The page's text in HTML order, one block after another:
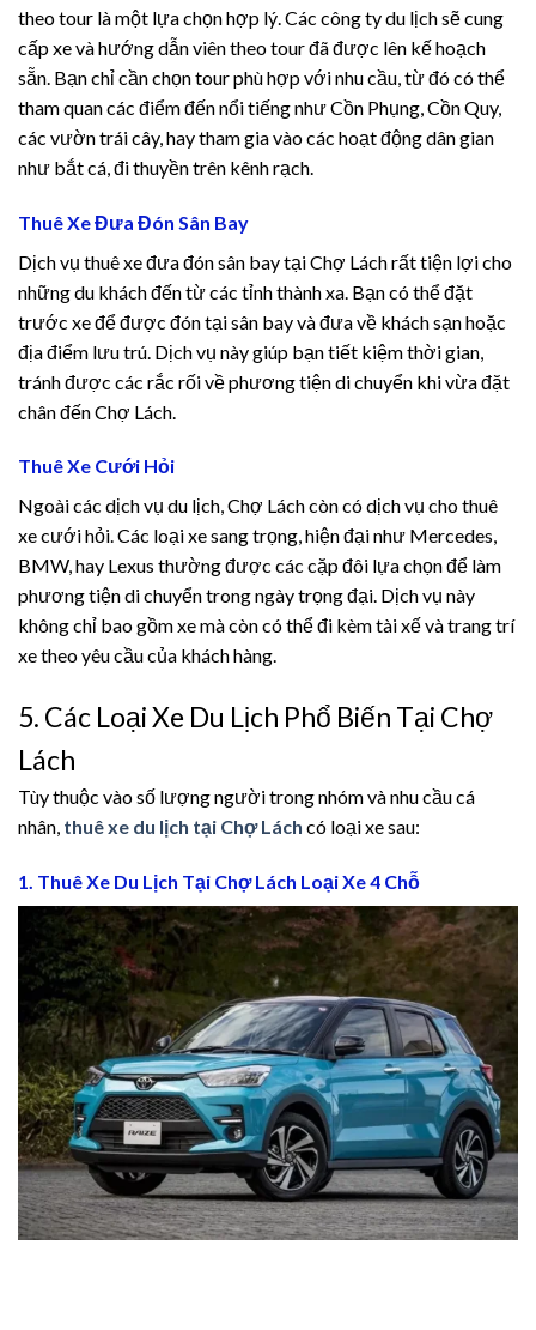
al
Review
Ultra
theo tour là một lựa chọn hợp lý. Các công ty du lịch sẽ cung
cấp xe và hướng dẫn viên theo tour đã được lên kế hoạch
sẵn. Bạn chỉ cần chọn tour phù hợp với nhu cầu, từ đó có thể
tham quan các điểm đến nổi tiếng như Cồn Phụng, Cồn Quy,
các vườn trái cây, hay tham gia vào các hoạt động dân gian
như bắt cá, đi thuyền trên kênh rạch.
Thuê Xe Đưa Đón Sân Bay
Dịch vụ thuê xe đưa đón sân bay tại Chợ Lách rất tiện lợi cho
những du khách đến từ các tỉnh thành xa. Bạn có thể đặt
trước xe để được đón tại sân bay và đưa về khách sạn hoặc
địa điểm lưu trú. Dịch vụ này giúp bạn tiết kiệm thời gian,
tránh được các rắc rối về phương tiện di chuyển khi vừa đặt
chân đến Chợ Lách.
Thuê Xe Cưới Hỏi
Ngoài các dịch vụ du lịch, Chợ Lách còn có dịch vụ cho thuê
xe cưới hỏi. Các loại xe sang trọng, hiện đại như Mercedes,
BMW, hay Lexus thường được các cặp đôi lựa chọn để làm
phương tiện di chuyển trong ngày trọng đại. Dịch vụ này
không chỉ bao gồm xe mà còn có thể đi kèm tài xế và trang trí
xe theo yêu cầu của khách hàng.
5. Các Loại Xe Du Lịch Phổ Biến Tại Chợ
Lách
Tùy thuộc vào số lượng người trong nhóm và nhu cầu cá
nhân, thuê xe du lịch tại Chợ Lách có loại xe sau:
1. Thuê Xe Du Lịch Tại Chợ Lách Loại Xe 4 Chỗ